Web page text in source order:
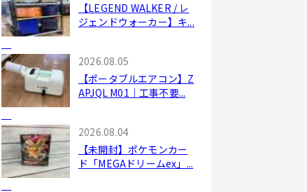
【LEGEND WALKER / レ
ジェンドウォーカー】キ...
2026.08.05
【ポータブルエアコン】Z
APJQL M01｜工事不要...
2026.08.04
【未開封】ポケモンカー
ド「MEGAドリームex」...